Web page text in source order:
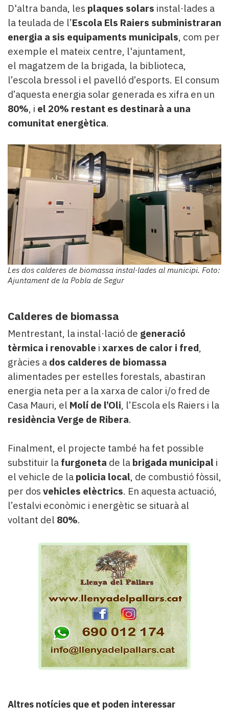
D'altra banda, les plaques solars instal·lades a
la teulada de l’Escola Els Raiers subministraran
energia a sis equipaments municipals, com per
exemple el mateix centre, l'ajuntament,
el magatzem de la brigada, la biblioteca,
l’escola bressol i el pavelló d’esports. El consum
d’aquesta energia solar generada es xifra en un
80%, i el 20% restant es destinarà a una
comunitat energètica.
Les dos calderes de biomassa instal·lades al municipi. Foto:
Ajuntament de la Pobla de Segur
Calderes de biomassa
Mentrestant, la instal·lació de generació
tèrmica i renovable i xarxes de calor i fred,
gràcies a dos calderes de biomassa
alimentades per estelles forestals, abastiran
energia neta per a la xarxa de calor i/o fred de
Casa Mauri, el Molí de l’Oli, l’Escola els Raiers i la
residència Verge de Ribera.
Finalment, el projecte també ha fet possible
substituir la furgoneta de la brigada municipal i
el vehicle de la policia local, de combustió fòssil,
per dos vehicles elèctrics. En aquesta actuació,
l’estalvi econòmic i energètic se situarà al
voltant del 80%.
Altres notícies que et poden interessar